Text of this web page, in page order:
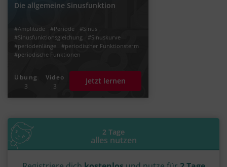
Die allgemeine Sinusfunktion
#Amplitude #Periode
#Sinus
#Sinusfunktionsgleichung
#Sinuskurve
#periodenlänge
#periodischer Funktionsterm
#periodische Funktionen
Übung
3
Video
3
Jetzt lernen
2 Tage
alles nutzen